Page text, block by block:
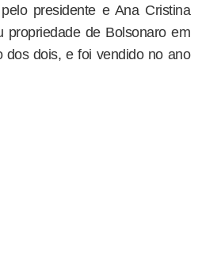
presidente e Ana Cristina
propriedade de Bolsonaro em
dos dois, e foi vendido no ano